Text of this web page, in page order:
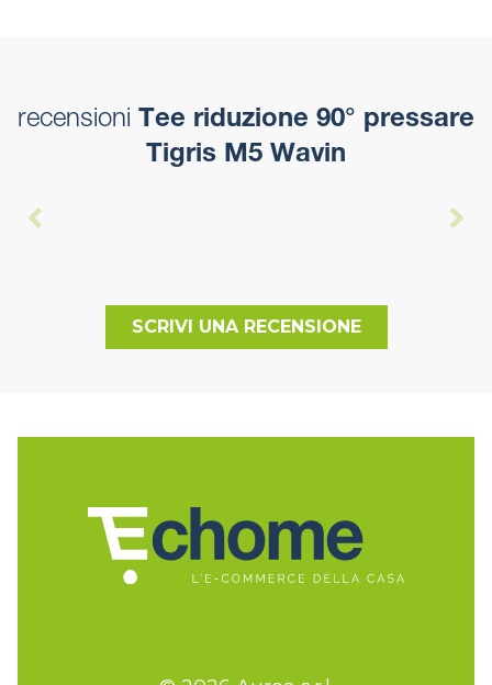
recensioni Tee riduzione 90° pressare
Tigris M5 Wavin
SCRIVI UNA RECENSIONE